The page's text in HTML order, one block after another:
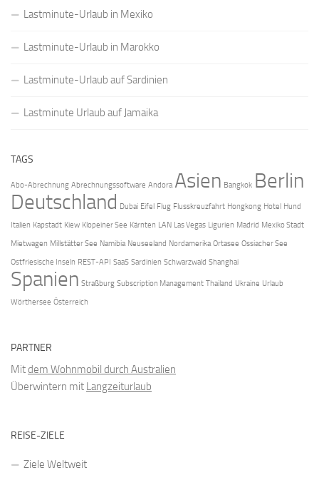
Lastminute-Urlaub in Mexiko
Lastminute-Urlaub in Marokko
Lastminute-Urlaub auf Sardinien
Lastminute Urlaub auf Jamaika
TAGS
Abo-Abrechnung Abrechnungssoftware Andora Asien Bangkok Berlin
Deutschland Dubai Eifel Flug Flusskreuzfahrt Hongkong Hotel Hund
Italien Kapstadt Kiew Klopeiner See Kärnten LAN Las Vegas Ligurien Madrid Mexiko Stadt
Mietwagen Millstätter See Namibia Neuseeland Nordamerika Ortasee Ossiacher See
Ostfriesische Inseln REST-API SaaS Sardinien Schwarzwald Shanghai
Spanien Straßburg Subscription Management Thailand Ukraine Urlaub
Wörthersee Österreich
PARTNER
Mitdem Wohnmobil durch Australien
Überwintern mit Langzeiturlaub
REISE-ZIELE
Ziele Weltweit